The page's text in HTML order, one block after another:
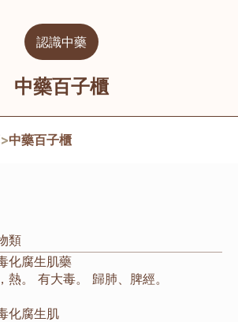
認識中藥
中藥百子櫃
>中藥百子櫃
類
化腐生肌藥
熱。 有大毒。 歸肺、脾經。
化腐生肌